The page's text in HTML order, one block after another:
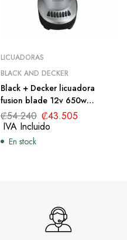
LICUADORAS
BLACK AND DECKER
Black + Decker licuadora
fusion blade 12v 650w
BL1120SGM
₡54.240 ₡43.505
IVA Incluido
En stock